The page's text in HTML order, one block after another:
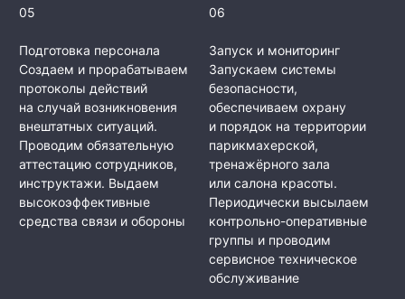
05
Подготовка персонала
Создаем и прорабатываем
протоколы действий
на случай возникновения
внештатных ситуаций.
Проводим обязательную
аттестацию сотрудников,
инструктажи. Выдаем
высокоэффективные
средства связи и обороны
06
Запуск и мониторинг
Запускаем системы
безопасности,
обеспечиваем охрану
и порядок на территории
парикмахерской,
тренажёрного зала
или салона красоты.
Периодически высылаем
контрольно-оперативные
группы и проводим
сервисное техническое
обслуживание